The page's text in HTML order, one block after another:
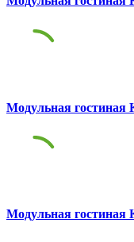
Модульная гостиная
Модульная гостиная